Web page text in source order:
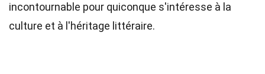
incontournable pour quiconque s'intéresse à la
culture et à l'héritage littéraire.